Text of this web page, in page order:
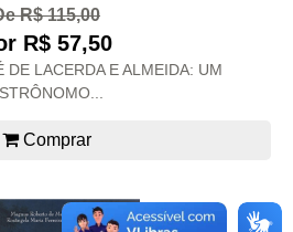
R$ 115,00
R$ 57,50
DE LACERDA E ALMEIDA: UM
Comprar